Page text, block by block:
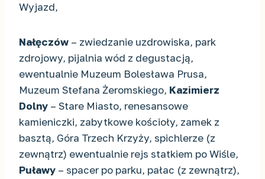
Wyjazd,
Nałęczów – zwiedzanie uzdrowiska, park
zdrojowy, pijalnia wód z degustacją,
ewentualnie Muzeum Bolesława Prusa,
Muzeum Stefana Żeromskiego, Kazimierz
Dolny – Stare Miasto, renesansowe
kamieniczki, zabytkowe kościoły, zamek z
basztą, Góra Trzech Krzyży, spichlerze (z
zewnątrz) ewentualnie rejs statkiem po Wiśle,
Puławy – spacer po parku, pałac (z zewnątrz),